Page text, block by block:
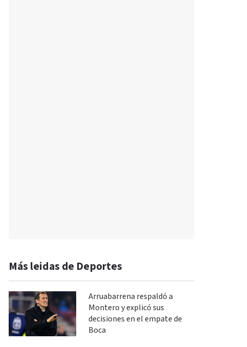
Más leidas de Deportes
Arruabarrena respaldó a
Montero y explicó sus
decisiones en el empate de
Boca